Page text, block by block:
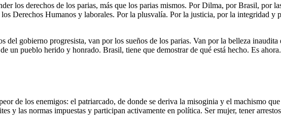
los derechos de los parias, más que los parias mismos. Por Dilma, por Brasil, por
Derechos Humanos y laborales. Por la plusvalía. Por la justicia, por la integridad y
gobierno progresista, van por los sueños de los parias. Van por la belleza
pueblo herido y honrado. Brasil, tiene que demostrar de qué está hecho. Es
de los enemigos: el patriarcado, de donde se deriva la misoginia y el machismo
y las normas impuestas y participan activamente en política. Ser mujer, tener